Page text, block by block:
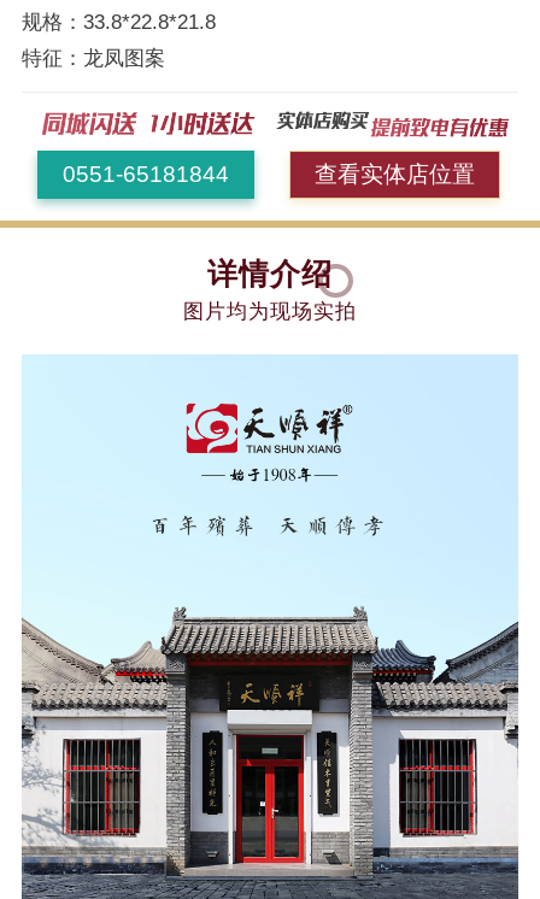
规格： 33.8*22.8*21.8
特征： 龙凤图案
0551-65181844 查看实体店位置
详情介绍
图片均为现场实拍